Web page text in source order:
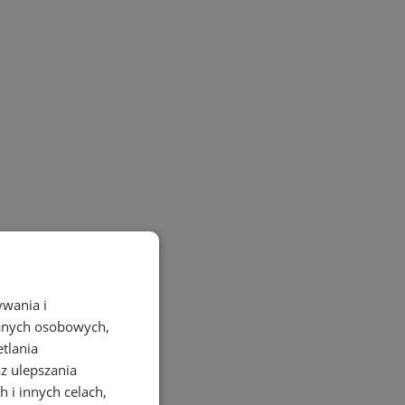
i
osobowych,
ulepszania
i innych celach,